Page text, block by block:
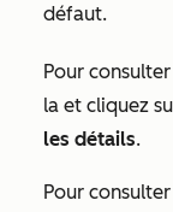
défaut.
Pour
la et cliquez
les détails.
Pour